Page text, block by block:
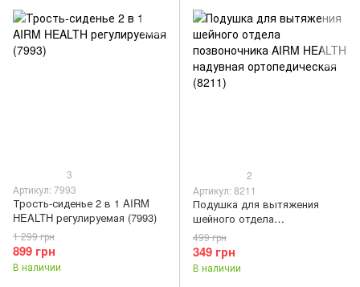
3
Артикул: 7993
Трость-сиденье 2 в 1 AIRM
HEALTH регулируемая (7993)
899 грн
1 299 грн
В наличии
2
Артикул: 8211
Подушка для вытяжения
шейного отдела
позвоночника AIRM HEALTH
надувная ортопедическая
(8211)
349 грн
499 грн
В наличии